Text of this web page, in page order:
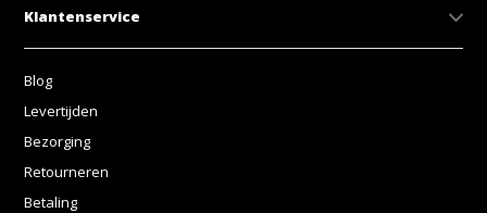
Klantenservice
Blog
Levertijden
Bezorging
Retourneren
Betaling